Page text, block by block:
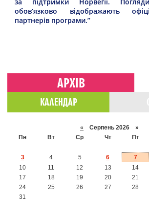
обов’язково відображають
партнерів програми.”
АРХІВ
КАЛЕНДАР
« Серпень 2026 »
Пн
Вт Ср Чт Пт
3
4 5 6 7
10
11 12 13 14
17
18 19 20 21
24
25 26 27 28
31